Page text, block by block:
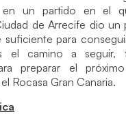
en un partido en el
de Arrecife dio un
para
el camino a seguir,
preparar el
Rocasa Gran Canaria.